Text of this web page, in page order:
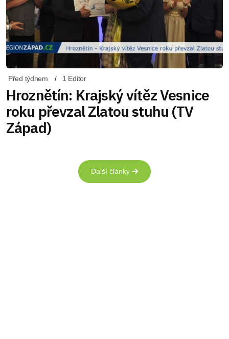
Před týdnem 1 Editor
Hroznětín: Krajský vítěz Vesnice
roku převzal Zlatou stuhu (TV
Západ)
Další články